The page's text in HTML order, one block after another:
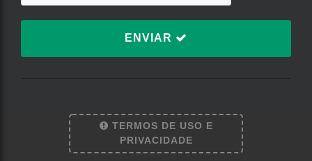
ENVIAR
TERMOS DE USO E
PRIVACIDADE
Termos de Uso e Privacidade